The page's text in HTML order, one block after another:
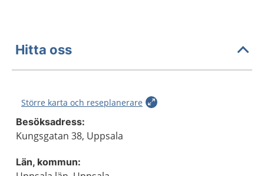
Hitta oss
Större karta och reseplanerare
Besöksadress:
Kungsgatan 38, Uppsala
Län, kommun: